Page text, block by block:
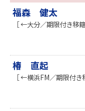
福森 健太
［ ←大分／期限付き移籍
椿 直起
［ ←横浜FM／期限付き